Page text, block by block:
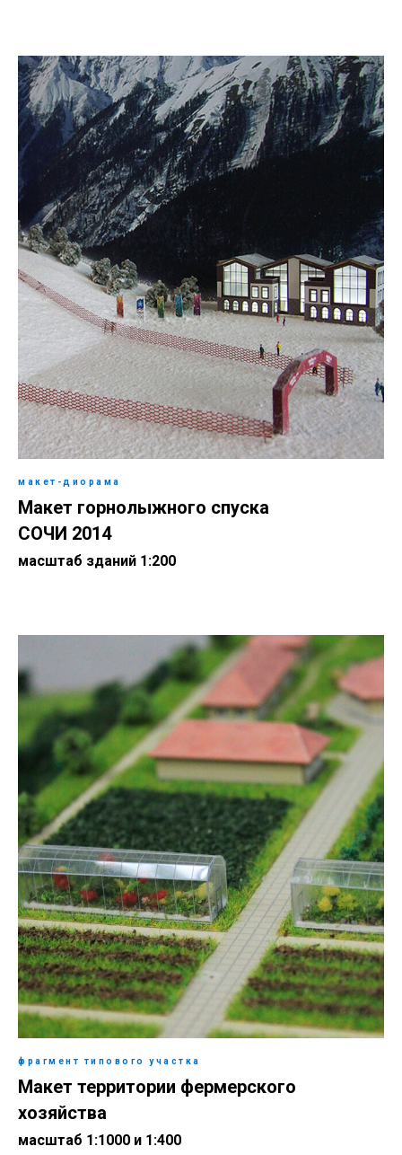
макет-диорама
Макет горнолыжного спуска
СОЧИ 2014
масштаб зданий 1:200
фрагмент типового участка
Макет территории фермерского
хозяйства
масштаб 1:1000 и 1:400